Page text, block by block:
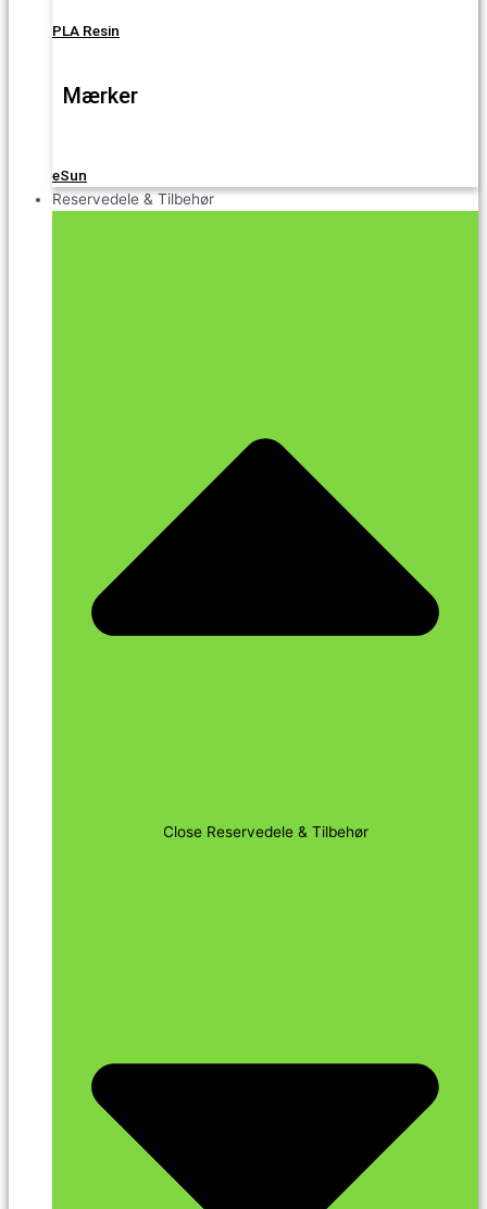
PLA Resin
Mærker
eSun
Reservedele & Tilbehør
Close Reservedele & Tilbehør